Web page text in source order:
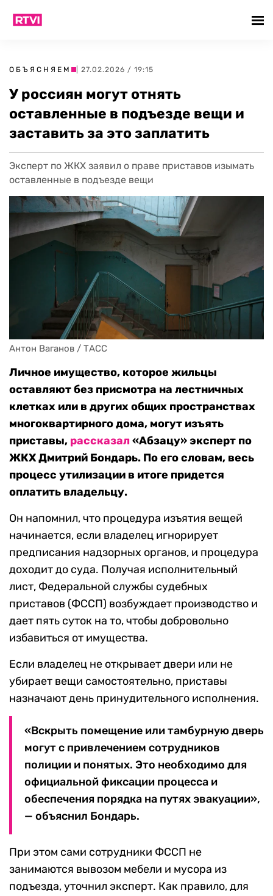
ОБЪЯСНЯЕМ | 27.02.2026 / 19:15
У россиян могут отнять
оставленные в подъезде вещи и
заставить за это заплатить
Эксперт по ЖКХ заявил о праве приставов изымать
оставленные в подъезде вещи
Антон Ваганов / ТАСС
Личное имущество, которое жильцы
оставляют без присмотра на лестничных
клетках или в других общих пространствах
многоквартирного дома, могут изъять
приставы, рассказал«Абзацу» эксперт по
ЖКХ Дмитрий Бондарь. По его словам, весь
процесс утилизации в итоге придется
оплатить владельцу.
Он напомнил, что процедура изъятия вещей
начинается, если владелец игнорирует
предписания надзорных органов, и процедура
доходит до суда. Получая исполнительный
лист, Федеральной службы судебных
приставов (ФССП) возбуждает производство и
дает пять суток на то, чтобы добровольно
избавиться от имущества.
Если владелец не открывает двери или не
убирает вещи самостоятельно, приставы
назначают день принудительного исполнения.
«Вскрыть помещение или тамбурную дверь
могут с привлечением сотрудников
полиции и понятых. Это необходимо для
официальной фиксации процесса и
обеспечения порядка на путях эвакуации»,
— объяснил Бондарь.
При этом сами сотрудники ФССП не
занимаются вывозом мебели и мусора из
подъезда, уточнил эксперт. Как правило, для